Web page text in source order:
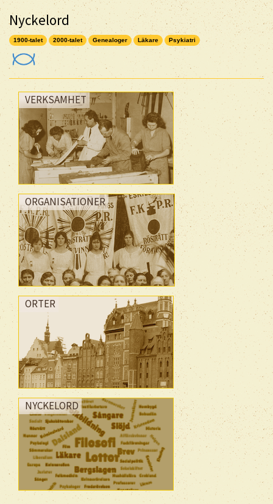
Nyckelord
1900-talet 2000-talet Genealoger Läkare Psykiatri
VERKSAMHET
ORGANISATIONER
ORTER
NYCKELORD